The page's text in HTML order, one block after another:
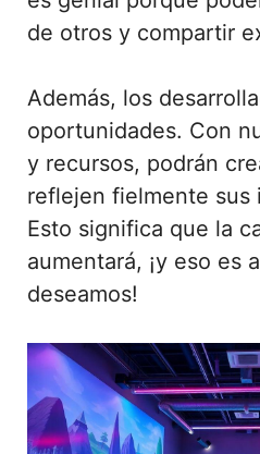
de otros y compartir
Además, los
oportunidades. Con
y recursos, podrán
reflejen fielmente sus
Esto significa que la
aumentará, ¡y eso es
deseamos!